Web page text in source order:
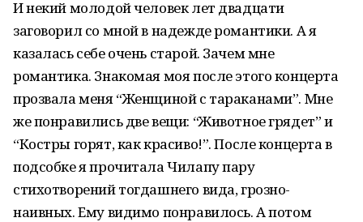
И некий молодой человек лет двадцати
заговорил со мной в надежде романтики. А я
казалась себе очень старой. Зачем мне
романтика. Знакомая моя после этого концерта
прозвала меня “Женщиной с тараканами”. Мне
же понравились две вещи: “Животное грядет” и
“Костры горят, как красиво!”. После концерта в
подсобке я прочитала Чилапу пару
стихотворений тогдашнего вида, грозно-
наивных. Ему видимо понравилось. А потом